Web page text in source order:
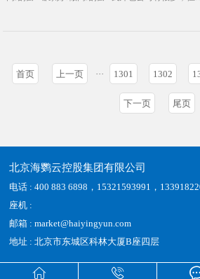
 
首页 上一页 ··· 1301 1302
下一页 尾页
北京海鹦云控股集团有限公司
电话 : 400 883 6898，15321593991，
座机 :
邮箱 : market@haiyingyun.com
地址 : 北京市东城区科林大厦B座四层